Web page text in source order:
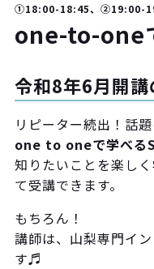
①18:00-18:45、②19:00-
one-to-one
令和8年6月開
リピーター続出！話題
one to oneで学べる
知りたいことを楽し
て受講できます。
もちろん！
講師は、山梨専門イ
す♬